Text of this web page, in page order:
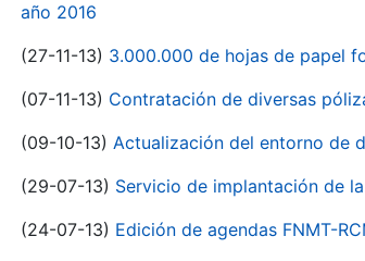
año 2016
(27-11-13) 3.000.000 de hojas de papel
(07-11-13) Contratación de diversas
(09-10-13) Actualización del entorno de
(29-07-13) Servicio de implantación de
(24-07-13) Edición de agendas FNMT-